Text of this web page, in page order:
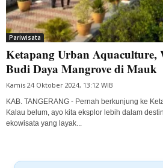
Pariwisata
Ketapang Urban Aquaculture,
Budi Daya Mangrove di Mauk
Kamis 24 Oktober 2024, 13:12 WIB
KAB. TANGERANG - Pernah berkunjung ke
Kalau belum, ayo kita eksplor lebih dalam
ekowisata yang layak...